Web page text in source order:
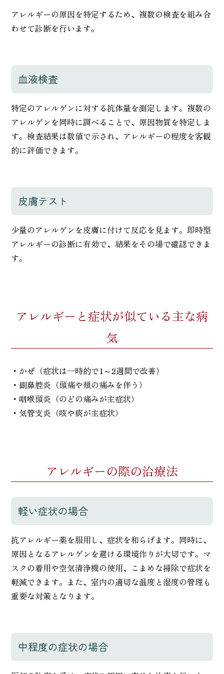
アレルギーの原因を特定するため、複数の検査を組み合
わせて診断を行います。
血液検査
特定のアレルゲンに対する抗体量を測定します。複数の
アレルゲンを同時に調べることで、原因物質を特定しま
す。検査結果は数値で示され、アレルギーの程度を客観
的に評価できます。
皮膚テスト
少量のアレルゲンを皮膚に付けて反応を見ます。即時型
アレルギーの診断に有効で、結果をその場で確認できま
す。
アレルギーと症状が似ている主な病
気
・かぜ（症状は一時的で1～2週間で改善）
・副鼻腔炎（頭痛や頬の痛みを伴う）
・咽喉頭炎（のどの痛みが主症状）
・気管支炎（咳や痰が主症状）
アレルギーの際の治療法
軽い症状の場合
抗アレルギー薬を服用し、症状を和らげます。同時に、
原因となるアレルゲンを避ける環境作りが大切です。マ
スクの着用や空気清浄機の使用、こまめな掃除で症状を
軽減できます。また、室内の適切な温度と湿度の管理も
重要な対策となります。
中程度の症状の場合